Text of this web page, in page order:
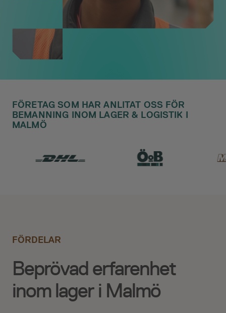
FÖRETAG SOM HAR ANLITAT OSS FÖR
BEMANNING INOM LAGER & LOGISTIK I
MALMÖ
Beprövad erfarenhet
inom lager i Malmö
FÖRDELAR